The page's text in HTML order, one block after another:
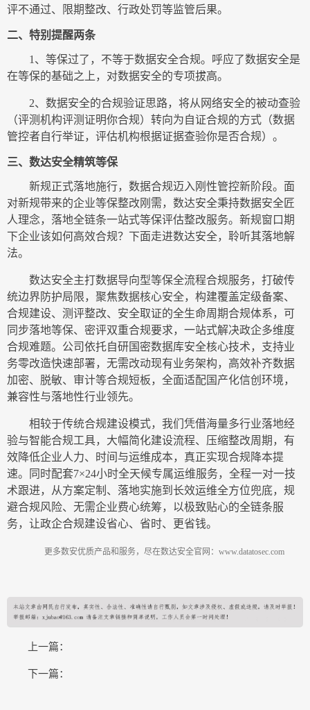
评不通过、限期整改、行政处罚等监管后果。
二、特别提醒两条
1 、等保过了，不等于数据安全合规。呼应了数据安全是
在等保的基础之上，对数据安全的专项拔高。
2、数据安全的合规验证思路，将从网络安全的被动查验
（评测机构评测证明你合规）转向为自证合规的方式（数据
管控者自行举证，评估机构根据证据查验你是否合规）。
三、数达安全精筑等保
新规正式落地施行，数据合规迈入刚性管控新阶段。面
对新规带来的企业等保整改刚需，数达安全秉持数据安全匠
人理念，落地全链条一站式等保评估整改服务。新规窗口期
下企业该如何高效合规？下面走进数达安全，聆听其落地解
法。
数达安全主打数据导向型等保全流程合规服务，打破传
统边界防护局限，聚焦数据核心安全，构建覆盖定级备案、
合规建设、测评整改、安全取证的全生命周期合规体系，可
同步落地等保、密评双重合规要求，一站式解决政企多维度
合规难题。公司依托自研国密数据库安全核心技术，支持业
务零改造快速部署，无需改动现有业务架构，高效补齐数据
加密、脱敏、审计等合规短板，全面适配国产化信创环境，
兼容性与落地性行业领先。
相较于传统合规建设模式，我们凭借海量多行业落地经
验与智能合规工具，大幅简化建设流程、压缩整改周期，有
效降低企业人力、时间与运维成本，真正实现合规降本提
速。同时配套7×24小时全天候专属运维服务，全程一对一技
术跟进，从方案定制、落地实施到长效运维全方位兜底，规
避合规风险、无需企业费心统筹，以极致贴心的全链条服
务，让政企合规建设省心、省时、更省钱。
更多数安优质产品和服务，尽在数达安全官网： www.datatosec.com
上一篇：
下一篇：